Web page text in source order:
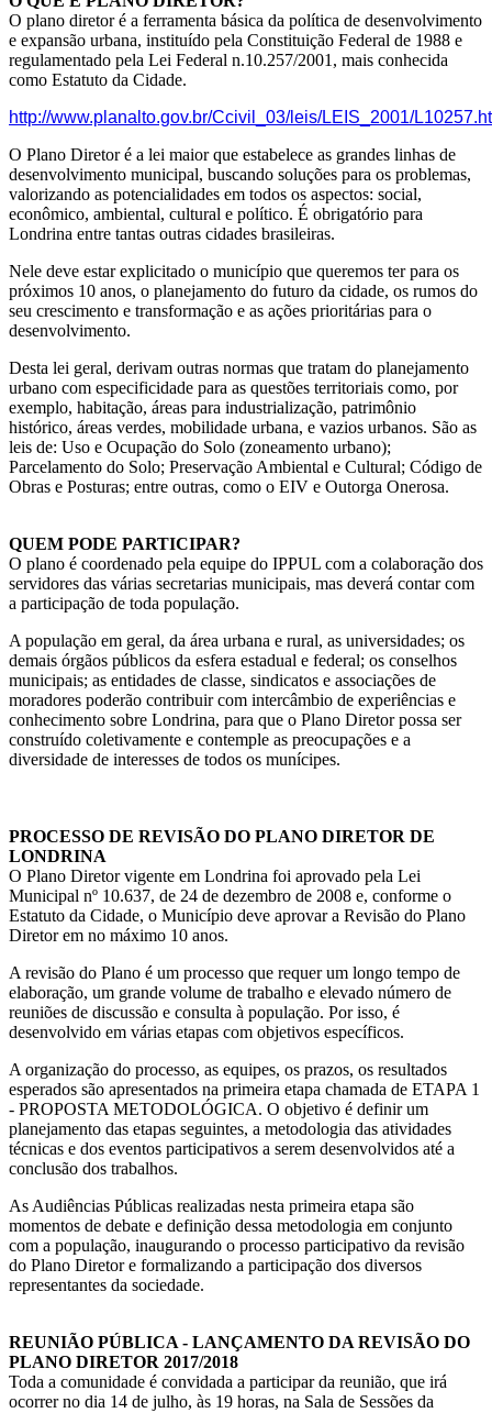
O plano diretor é a ferramenta básica da política de desenvolvimento
e expansão urbana, instituído pela Constituição Federal de 1988 e
regulamentado pela Lei Federal n.10.257/2001, mais conhecida
como Estatuto da Cidade.
http://www.planalto.gov.br/Ccivil_03/leis/LEIS_2001/
O Plano Diretor é a lei maior que estabelece as grandes linhas de
desenvolvimento municipal, buscando soluções para os problemas,
valorizando as potencialidades em todos os aspectos: social,
econômico, ambiental, cultural e político. É obrigatório para
Londrina entre tantas outras cidades brasileiras.
Nele deve estar explicitado o município que queremos ter para os
próximos 10 anos, o planejamento do futuro da cidade, os rumos do
seu crescimento e transformação e as ações prioritárias para o
desenvolvimento.
Desta lei geral, derivam outras normas que tratam do planejamento
urbano com especificidade para as questões territoriais como, por
exemplo, habitação, áreas para industrialização, patrimônio
histórico, áreas verdes, mobilidade urbana, e vazios urbanos. São as
leis de: Uso e Ocupação do Solo (zoneamento urbano);
Parcelamento do Solo; Preservação Ambiental e Cultural; Código de
Obras e Posturas; entre outras, como o EIV e Outorga Onerosa.
QUEM PODE PARTICIPAR?
O plano é coordenado pela equipe do IPPUL com a colaboração dos
servidores das várias secretarias municipais, mas deverá contar com
a participação de toda população.
A população em geral, da área urbana e rural, as universidades; os
demais órgãos públicos da esfera estadual e federal; os conselhos
municipais; as entidades de classe, sindicatos e associações de
moradores poderão contribuir com intercâmbio de experiências e
conhecimento sobre Londrina, para que o Plano Diretor possa ser
construído coletivamente e contemple as preocupações e a
diversidade de interesses de todos os munícipes.
PROCESSO DE REVISÃO DO PLANO DIRETOR DE
LONDRINA
O Plano Diretor vigente em Londrina foi aprovado pela Lei
Municipal nº 10.637, de 24 de dezembro de 2008 e, conforme o
Estatuto da Cidade, o Município deve aprovar a Revisão do Plano
Diretor em no máximo 10 anos.
A revisão do Plano é um processo que requer um longo tempo de
elaboração, um grande volume de trabalho e elevado número de
reuniões de discussão e consulta à população. Por isso, é
desenvolvido em várias etapas com objetivos específicos.
A organização do processo, as equipes, os prazos, os resultados
esperados são apresentados na primeira etapa chamada de ETAPA 1
- PROPOSTA METODOLÓGICA. O objetivo é definir um
planejamento das etapas seguintes, a metodologia das atividades
técnicas e dos eventos participativos a serem desenvolvidos até a
conclusão dos trabalhos.
As Audiências Públicas realizadas nesta primeira etapa são
momentos de debate e definição dessa metodologia em conjunto
com a população, inaugurando o processo participativo da revisão
do Plano Diretor e formalizando a participação dos diversos
representantes da sociedade.
REUNIÃO PÚBLICA - LANÇAMENTO DA REVISÃO DO
PLANO DIRETOR 2017/2018
Toda a comunidade é convidada a participar da reunião, que irá
ocorrer no dia 14 de julho, às 19 horas, na Sala de Sessões da